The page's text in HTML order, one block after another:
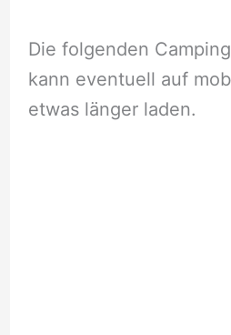
Die folgenden
kann eventuell auf
etwas länger laden.